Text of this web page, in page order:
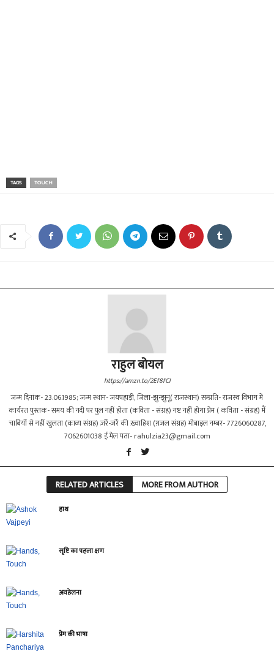
TAGS TOUCH
राहुल बोयल
https://amzn.to/2Ef8fCI
जन्म दिनांक- 23.06.1985; जन्म स्थान- जयपहाड़ी, जिला-झुन्झुनूं( राजस्थान) सम्प्रति- राजस्व विभाग में
कार्यरत पुस्तक- समय की नदी पर पुल नहीं होता (कविता - संग्रह) नष्ट नहीं होगा प्रेम ( कविता - संग्रह) मैं
चाबियों से नहीं खुलता (काव्य संग्रह) ज़र्रे-ज़र्रे की ख़्वाहिश (ग़ज़ल संग्रह) मोबाइल नम्बर- 7726060287,
7062601038 ई मेल पता-rahulzia23@gmail.com
RELATED ARTICLES MORE FROM AUTHOR
हाथ
सृष्टि का पहला क्षण
अवहेलना
प्रेम की भाषा